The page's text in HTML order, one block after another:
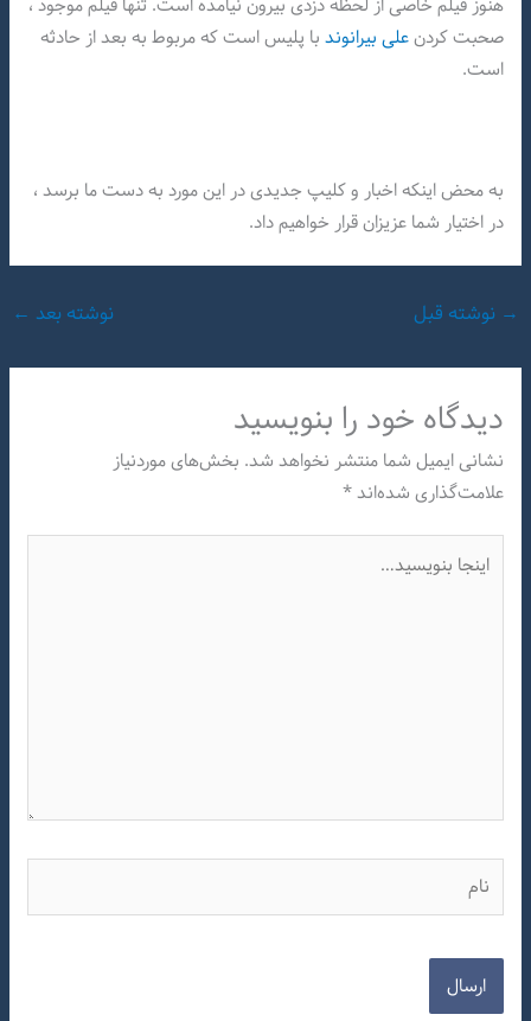
هنوز فیلم خاصی از لحظه دزدی بیرون نیامده است. تنها فیلم موجود ،
صحبت کردنعلی بیرانوند با پلیس است که مربوط به بعد از حادثه
است.
به محض اینکه اخبار و کلیپ جدیدی در این مورد به دست ما برسد ،
در اختیار شما عزیزان قرار خواهیم داد.
→ نوشته قبل نوشته بعد ←
دیدگاه‌ خود را بنویسید
نشانی ایمیل شما منتشر نخواهد شد. بخش‌های موردنیاز
علامت‌گذاری شده‌اند*
بنویسید…